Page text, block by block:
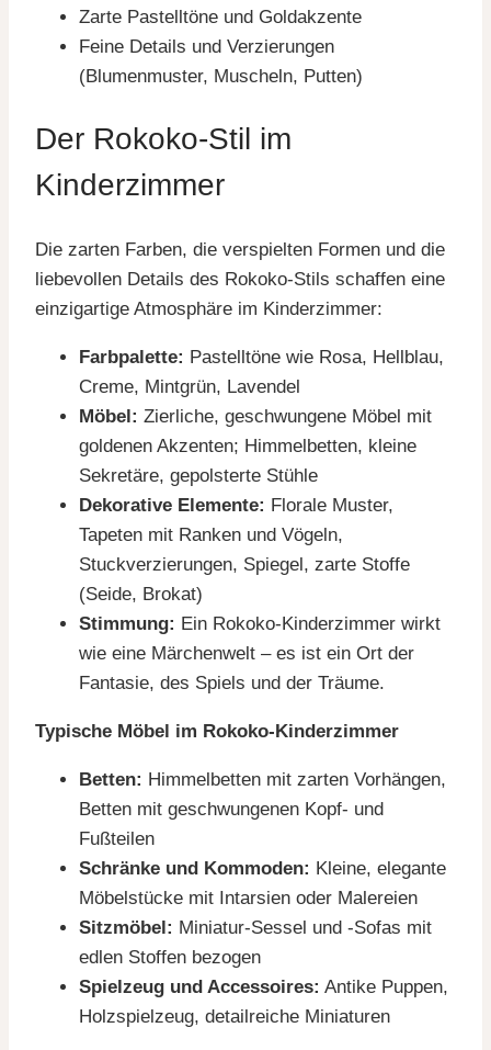
Zarte Pastelltöne und Goldakzente
Feine Details und Verzierungen
(Blumenmuster, Muscheln, Putten)
Der Rokoko-Stil im
Kinderzimmer
Die zarten Farben, die verspielten Formen und die
liebevollen Details des Rokoko-Stils schaffen eine
einzigartige Atmosphäre im Kinderzimmer:
Farbpalette: Pastelltöne wie Rosa, Hellblau,
Creme, Mintgrün, Lavendel
Möbel: Zierliche, geschwungene Möbel mit
goldenen Akzenten; Himmelbetten, kleine
Sekretäre, gepolsterte Stühle
Dekorative Elemente: Florale Muster,
Tapeten mit Ranken und Vögeln,
Stuckverzierungen, Spiegel, zarte Stoffe
(Seide, Brokat)
Stimmung: Ein Rokoko-Kinderzimmer wirkt
wie eine Märchenwelt – es ist ein Ort der
Fantasie, des Spiels und der Träume.
Typische Möbel im Rokoko-Kinderzimmer
Betten: Himmelbetten mit zarten Vorhängen,
Betten mit geschwungenen Kopf- und
Fußteilen
Schränke und Kommoden: Kleine, elegante
Möbelstücke mit Intarsien oder Malereien
Sitzmöbel: Miniatur-Sessel und -Sofas mit
edlen Stoffen bezogen
Spielzeug und Accessoires: Antike Puppen,
Holzspielzeug, detailreiche Miniaturen